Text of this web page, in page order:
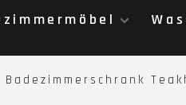
Badezimmerschrank